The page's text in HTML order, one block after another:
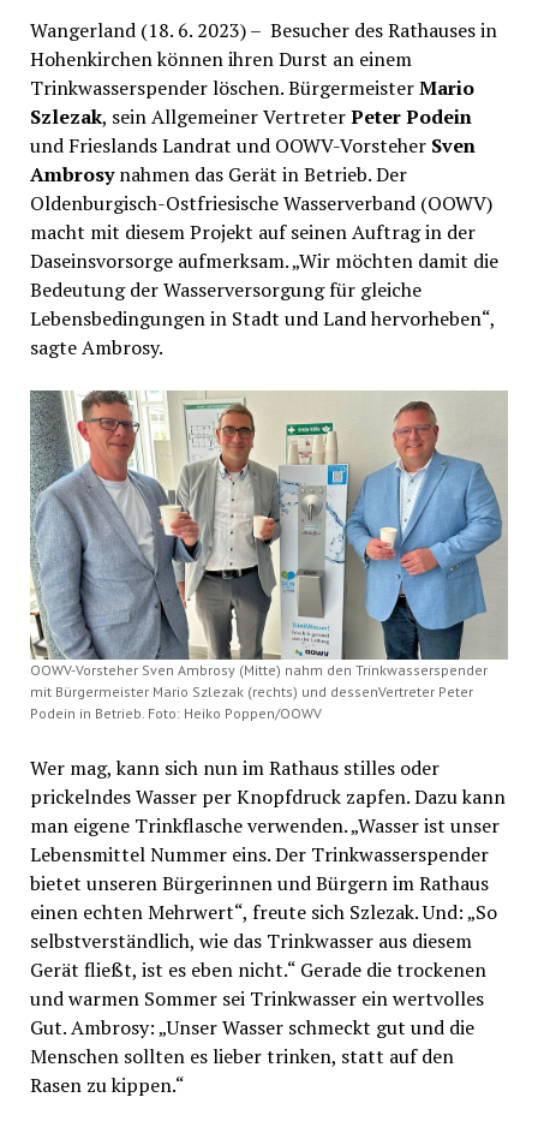
Wangerland (18. 6. 2023) – Besucher des Rathauses in
Hohenkirchen können ihren Durst an einem
Trinkwasserspender löschen. BürgermeisterMario
Szlezak, sein Allgemeiner VertreterPeter Podein
und Frieslands Landrat und OOWV-Vorsteher Sven
Ambrosynahmen das Gerät in Betrieb. Der
Oldenburgisch-Ostfriesische Wasserverband (OOWV)
macht mit diesem Projekt auf seinen Auftrag in der
Daseinsvorsorge aufmerksam. „Wir möchten damit die
Bedeutung der Wasserversorgung für gleiche
Lebensbedingungen in Stadt und Land hervorheben“,
sagte Ambrosy.
OOWV-Vorsteher Sven Ambrosy (Mitte) nahm den Trinkwasserspender
mit Bürgermeister Mario Szlezak (rechts) und dessenVertreter Peter
Podein in Betrieb. Foto: Heiko Poppen/OOWV
Wer mag, kann sich nun im Rathaus stilles oder
prickelndes Wasser per Knopfdruck zapfen. Dazu kann
man eigene Trinkflasche verwenden. „Wasser ist unser
Lebensmittel Nummer eins. Der Trinkwasserspender
bietet unseren Bürgerinnen und Bürgern im Rathaus
einen echten Mehrwert“, freute sich Szlezak. Und: „So
selbstverständlich, wie das Trinkwasser aus diesem
Gerät fließt, ist es eben nicht.“ Gerade die trockenen
und warmen Sommer sei Trinkwasser ein wertvolles
Gut. Ambrosy: „Unser Wasser schmeckt gut und die
Menschen sollten es lieber trinken, statt auf den
Rasen zu kippen.“